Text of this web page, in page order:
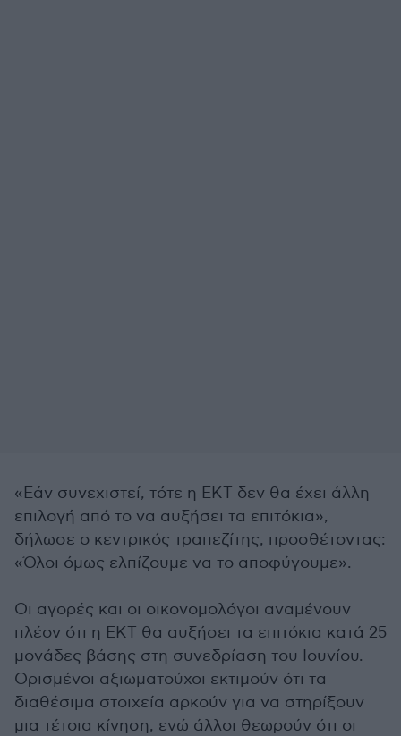
«Εάν συνεχιστεί, τότε η ΕΚΤ δεν θα έχει άλλη
επιλογή από το να αυξήσει τα επιτόκια»,
δήλωσε ο κεντρικός τραπεζίτης, προσθέτοντας:
«Όλοι όμως ελπίζουμε να το αποφύγουμε».
Οι αγορές και οι οικονομολόγοι αναμένουν
πλέον ότι η ΕΚΤ θα αυξήσει τα επιτόκια κατά 25
μονάδες βάσης στη συνεδρίαση του Ιουνίου.
Ορισμένοι αξιωματούχοι εκτιμούν ότι τα
διαθέσιμα στοιχεία αρκούν για να στηρίξουν
μια τέτοια κίνηση, ενώ άλλοι θεωρούν ότι οι